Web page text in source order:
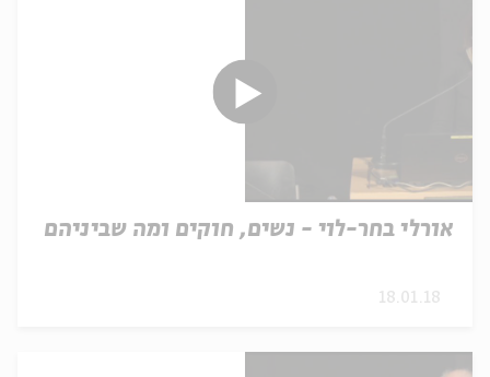
אורלי בחר-לוי - נשים, חוקים ומה שביניהם
18.01.18